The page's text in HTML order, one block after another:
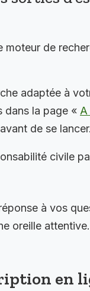
moteur de
adaptée à
la page « A
de se lancer.
civile
à vos
oreille
en